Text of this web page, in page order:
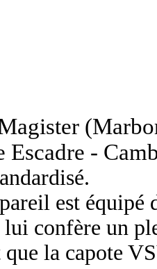
Escadre -
est équipé
confère un
la capote